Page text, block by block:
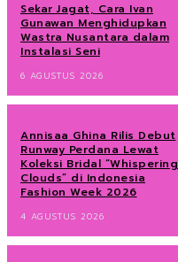
Sekar Jagat, Cara Ivan
Gunawan Menghidupkan
Wastra Nusantara dalam
Instalasi Seni
6 AGUSTUS 2026
Annisaa Ghina Rilis Debut
Runway Perdana Lewat
Koleksi Bridal “Whispering
Clouds” di Indonesia
Fashion Week 2026
4 AGUSTUS 2026